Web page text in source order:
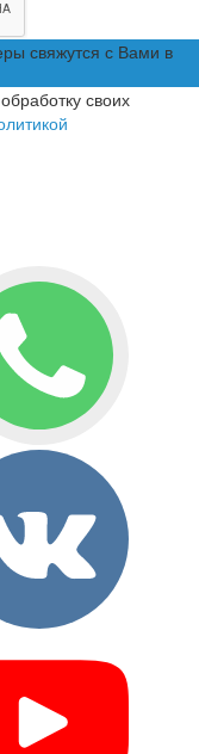
свяжутся с Вами в
своих